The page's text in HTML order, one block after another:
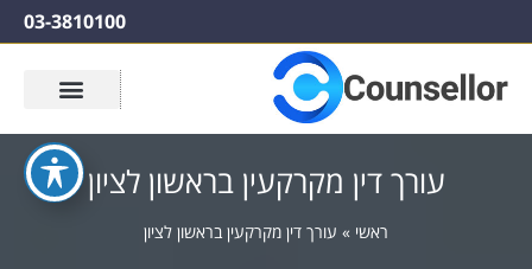
03-3810100
עורך דין מקרקעין בראשון לציון
ראשי » עורך דין מקרקעין בראשון לציון